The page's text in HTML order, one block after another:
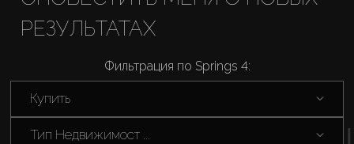
Аренда
Новостройки
РЕЗУЛЬТАТАХ
Фильтрация по Springs 4:
Купить
Тип Недвижимост ...